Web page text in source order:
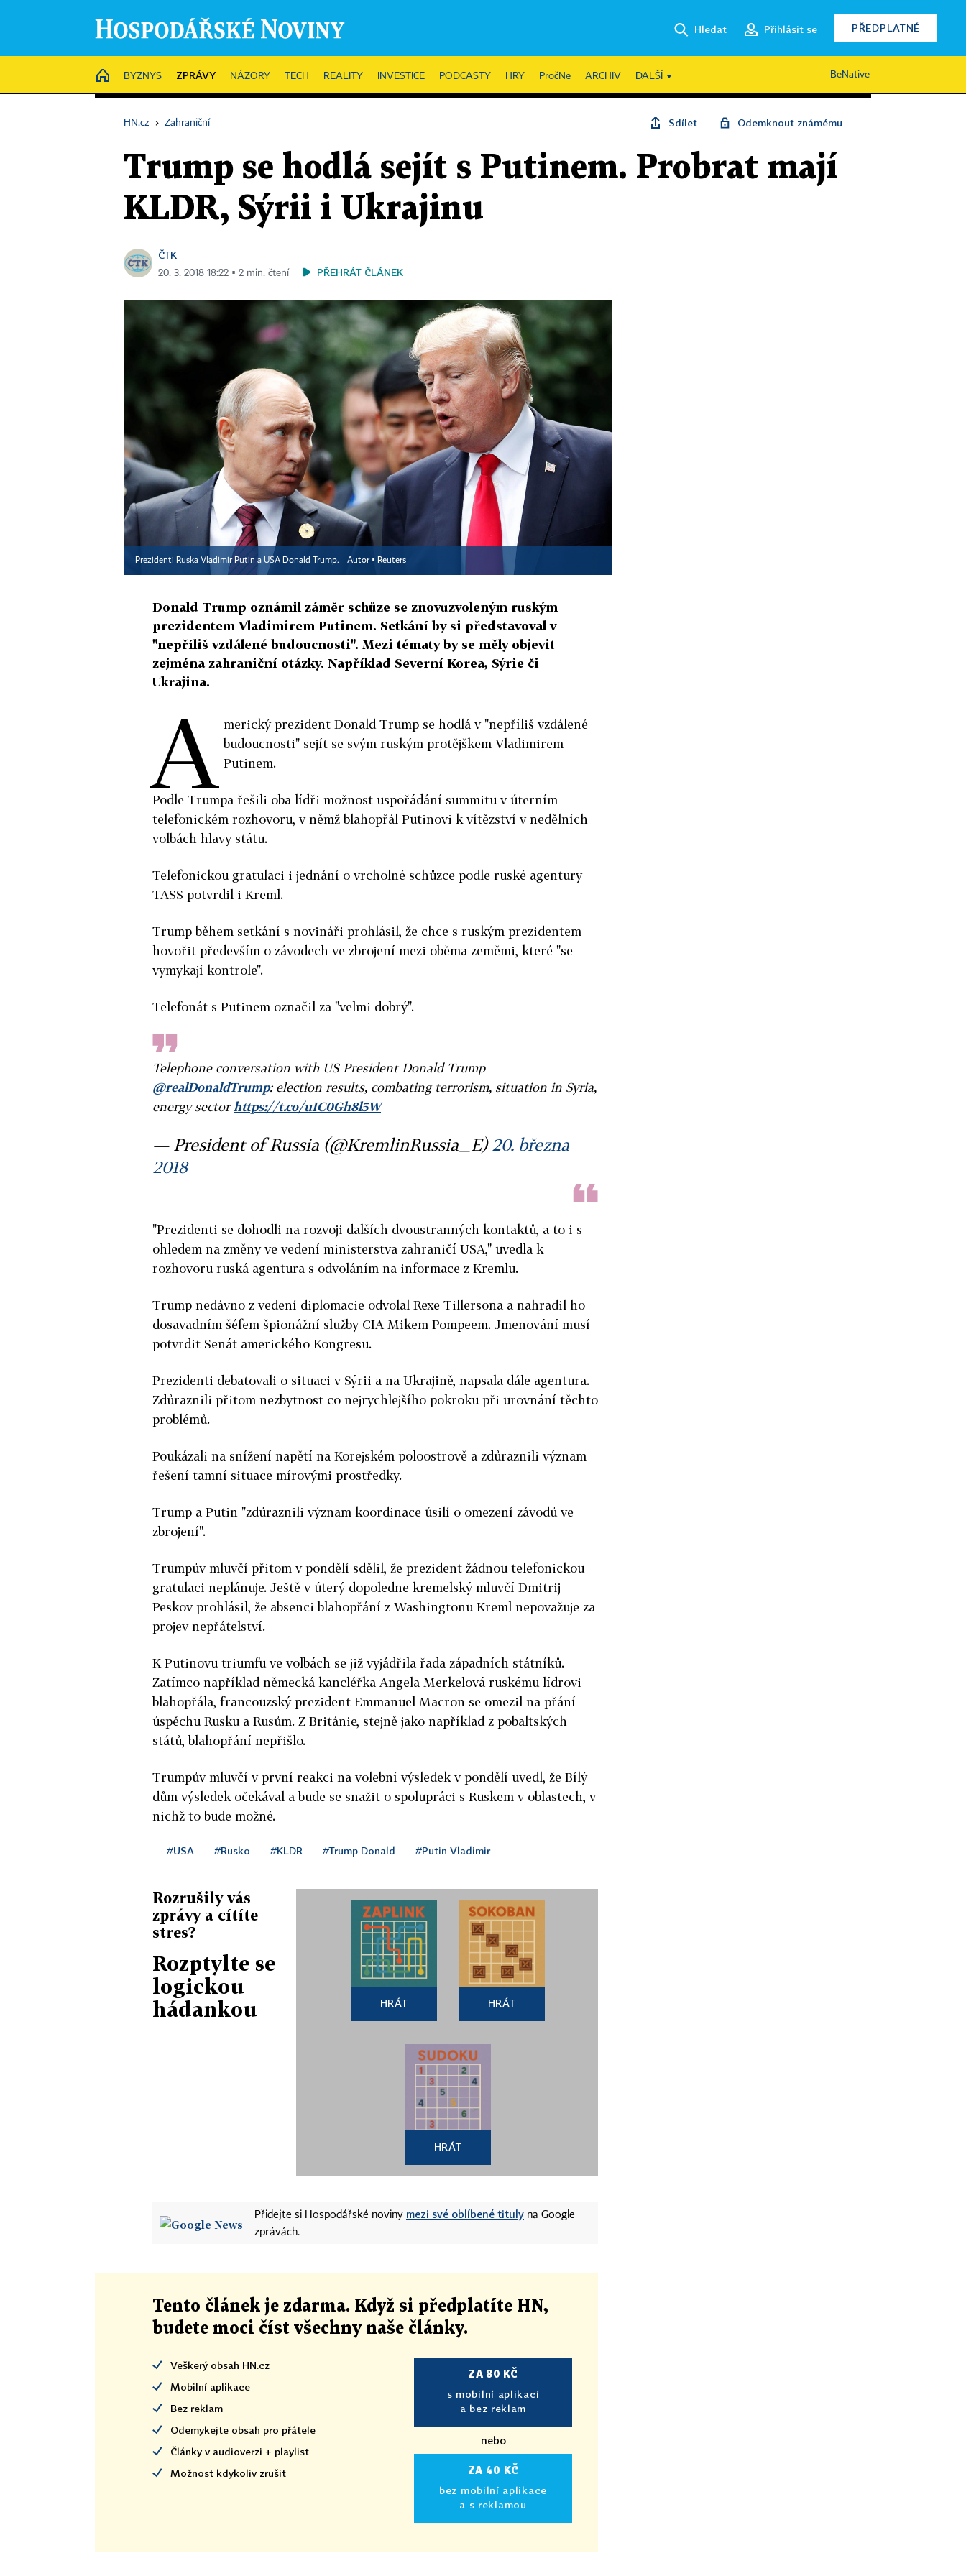
Hledat Přihlásit se PŘEDPLATNÉ
HOME
BYZNYS ZPRÁVY NÁZORY TECH REALITY INVESTICE PODCASTY HRY PročNe ARCHIV DALŠÍ BeNative
HN.cz › Zahraniční Sdílet Odemknout známému
Trump se hodlá sejít s Putinem. Probrat mají
KLDR, Sýrii i Ukrajinu
ČTK
20. 3. 2018 18:22 ▪ 2 min. čtení PŘEHRÁT ČLÁNEK
Prezidenti Ruska Vladimir Putin a USA Donald Trump. Autor ▪ Reuters
Donald Trump oznámil záměr schůze se znovuzvoleným ruským
prezidentem Vladimirem Putinem. Setkání by si představoval v
"nepříliš vzdálené budoucnosti". Mezi tématy by se měly objevit
zejména zahraniční otázky. Například Severní Korea, Sýrie či
Ukrajina.
A merický prezident Donald Trump se hodlá v "nepříliš vzdálené
budoucnosti" sejít se svým ruským protějškem Vladimirem
Putinem.
Podle Trumpa řešili oba lídři možnost uspořádání summitu v úterním
telefonickém rozhovoru, v němž blahopřál Putinovi k vítězství v nedělních
volbách hlavy státu.
Telefonickou gratulaci i jednání o vrcholné schůzce podle ruské agentury
TASS potvrdil i Kreml.
Trump během setkání s novináři prohlásil, že chce s ruským prezidentem
hovořit především o závodech ve zbrojení mezi oběma zeměmi, které "se
vymykají kontrole".
Telefonát s Putinem označil za "velmi dobrý".
Telephone conversation with US President Donald Trump
@realDonaldTrump: election results, combating terrorism, situation in Syria,
energy sectorhttps://t.co/uIC0Gh8l5W
— President of Russia (@KremlinRussia_E) 20. března
2018
"Prezidenti se dohodli na rozvoji dalších dvoustranných kontaktů, a to i s
ohledem na změny ve vedení ministerstva zahraničí USA," uvedla k
rozhovoru ruská agentura s odvoláním na informace z Kremlu.
Trump nedávno z vedení diplomacie odvolal Rexe Tillersona a nahradil ho
dosavadním šéfem špionážní služby CIA Mikem Pompeem. Jmenování musí
potvrdit Senát amerického Kongresu.
Prezidenti debatovali o situaci v Sýrii a na Ukrajině, napsala dále agentura.
Zdůraznili přitom nezbytnost co nejrychlejšího pokroku při urovnání těchto
problémů.
Poukázali na snížení napětí na Korejském poloostrově a zdůraznili význam
řešení tamní situace mírovými prostředky.
Trump a Putin "zdůraznili význam koordinace úsilí o omezení závodů ve
zbrojení".
Trumpův mluvčí přitom v pondělí sdělil, že prezident žádnou telefonickou
gratulaci neplánuje. Ještě v úterý dopoledne kremelský mluvčí Dmitrij
Peskov prohlásil, že absenci blahopřání z Washingtonu Kreml nepovažuje za
projev nepřátelství.
K Putinovu triumfu ve volbách se již vyjádřila řada západních státníků.
Zatímco například německá kancléřka Angela Merkelová ruskému lídrovi
blahopřála, francouzský prezident Emmanuel Macron se omezil na přání
úspěchu Rusku a Rusům. Z Británie, stejně jako například z pobaltských
států, blahopřání nepřišlo.
Trumpův mluvčí v první reakci na volební výsledek v pondělí uvedl, že Bílý
dům výsledek očekával a bude se snažit o spolupráci s Ruskem v oblastech, v
nichž to bude možné.
#USA #Rusko #KLDR #Trump Donald #Putin Vladimir
Rozrušily vás
zprávy a cítíte
stres?
Rozptylte se
logickou
hádankou
HRÁT HRÁT
HRÁT
Přidejte si Hospodářské noviny mezi své oblíbené tituly na Google
zprávách.
Tento článek je zdarma. Když si předplatíte HN,
budete moci číst všechny naše články.
Veškerý obsah HN.cz
Mobilní aplikace
Bez reklam
Odemykejte obsah pro přátele
Články v audioverzi + playlist
Možnost kdykoliv zrušit
ZA 80 KČ
s mobilní aplikací
a bez reklam
nebo
ZA 40 KČ
bez mobilní aplikace
a s reklamou